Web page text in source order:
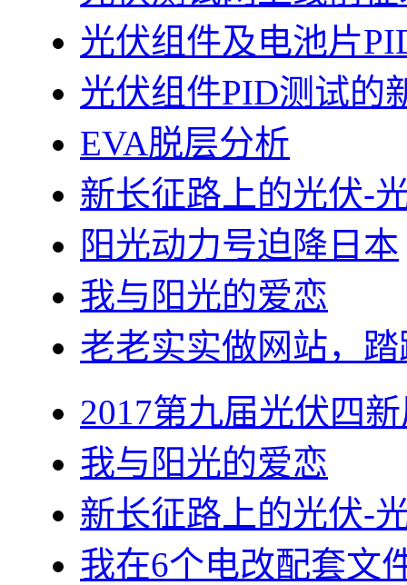
光伏组件及电池片
光伏组件PID测试的
EVA脱层分析
新长征路上的光伏-
阳光动力号迫降日本
我与阳光的爱恋
老老实实做网站，
2017第九届光伏四
我与阳光的爱恋
新长征路上的光伏-
我在6个电改配套文